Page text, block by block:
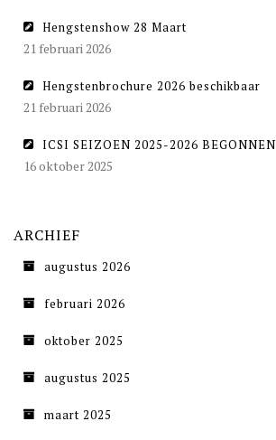
Hengstenshow 28 Maart
21 februari 2026
Hengstenbrochure 2026 beschikbaar
21 februari 2026
ICSI SEIZOEN 2025-2026 BEGONNEN
16 oktober 2025
ARCHIEF
augustus 2026
februari 2026
oktober 2025
augustus 2025
maart 2025